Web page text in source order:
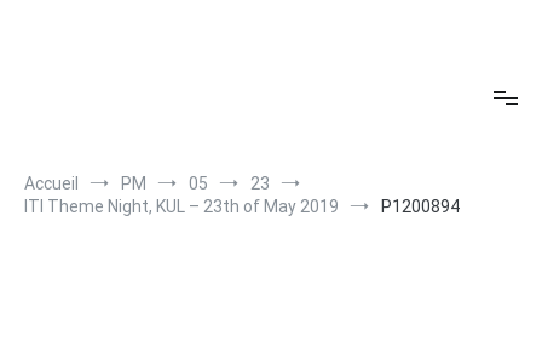
Accueil PM 05
23
ITI Theme Night, KUL – 23th of May 2019
P1200894